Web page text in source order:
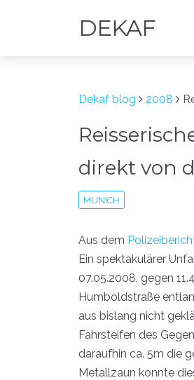
DEKAF
Dekaf blog 2008
direkt von
MUNICH
Aus dem
Ein spektakulärer
07.05.2008, gegen
Humboldstraße
aus bislang nicht
Fahrsteifen des
daraufhin ca. 5m die
Metallzaun konnte